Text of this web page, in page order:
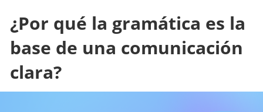
¿Por qué la gramática es la
base de una comunicación
clara?